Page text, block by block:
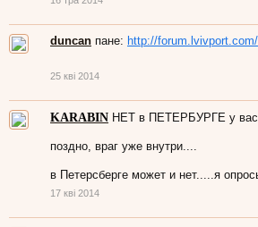
duncan пане: http://
25 кві 2014
KARABIN НЕТ в ПЕТЕРБУРГЕ у вас
поздно, враг уже внутри....
в Петерсберге может и нет.....я
17 кві 2014